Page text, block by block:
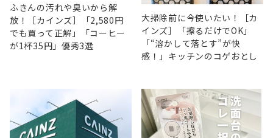
ふきんの汚れや臭いから解
放！［カインズ］「2,580円
でも買って正解」「コーヒー
が1杯35円」優秀3選
大掃除前に今使いたい！［カ
インズ］「擦るだけでOK」
「“溶かして落とす”が快
感！」キッチンのコゲおとし